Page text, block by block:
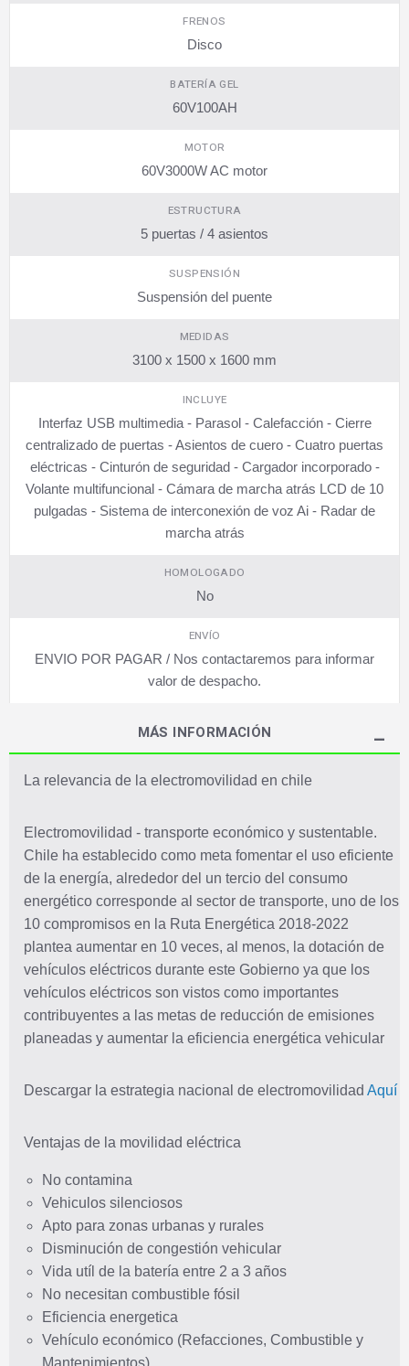
FRENOS
Disco
BATERÍA GEL
60V100AH
MOTOR
60V3000W AC motor
ESTRUCTURA
5 puertas / 4 asientos
SUSPENSIÓN
Suspensión del puente
MEDIDAS
3100 x 1500 x 1600 mm
INCLUYE
Interfaz USB multimedia - Parasol - Calefacción - Cierre
centralizado de puertas - Asientos de cuero - Cuatro puertas
eléctricas - Cinturón de seguridad - Cargador incorporado -
Volante multifuncional - Cámara de marcha atrás LCD de 10
pulgadas - Sistema de interconexión de voz Ai - Radar de
marcha atrás
HOMOLOGADO
No
ENVÍO
ENVIO POR PAGAR / Nos contactaremos para informar
valor de despacho.
MÁS INFORMACIÓN
La relevancia de la electromovilidad en chile
Electromovilidad - transporte económico y sustentable.
Chile ha establecido como meta fomentar el uso eficiente
de la energía, alrededor del un tercio del consumo
energético corresponde al sector de transporte, uno de los
10 compromisos en la Ruta Energética 2018-2022
plantea aumentar en 10 veces, al menos, la dotación de
vehículos eléctricos durante este Gobierno ya que los
vehículos eléctricos son vistos como importantes
contribuyentes a las metas de reducción de emisiones
planeadas y aumentar la eficiencia energética vehicular
Descargar la estrategia nacional de electromovilidad Aquí
Ventajas de la movilidad eléctrica
No contamina
Vehiculos silenciosos
Apto para zonas urbanas y rurales
Disminución de congestión vehicular
Vida utíl de la batería entre 2 a 3 años
No necesitan combustible fósil
Eficiencia energetica
Vehículo económico (Refacciones, Combustible y
Mantenimientos)